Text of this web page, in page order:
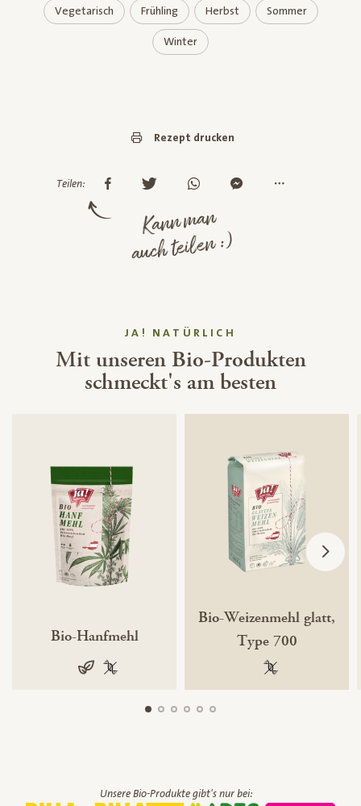
Vegetarisch Frühling Herbst Sommer
Winter
Rezept drucken
Teilen:
Kann man
auch teilen :)
JA! NATÜRLICH
Mit unseren Bio-Produkten
schmeckt's am besten
Bio-Hanfmehl
vegan100 % gentechnikfrei
Bio-Weizenmehl glatt,
Type 700
100 %
Unsere Bio-Produkte gibt's nur bei: